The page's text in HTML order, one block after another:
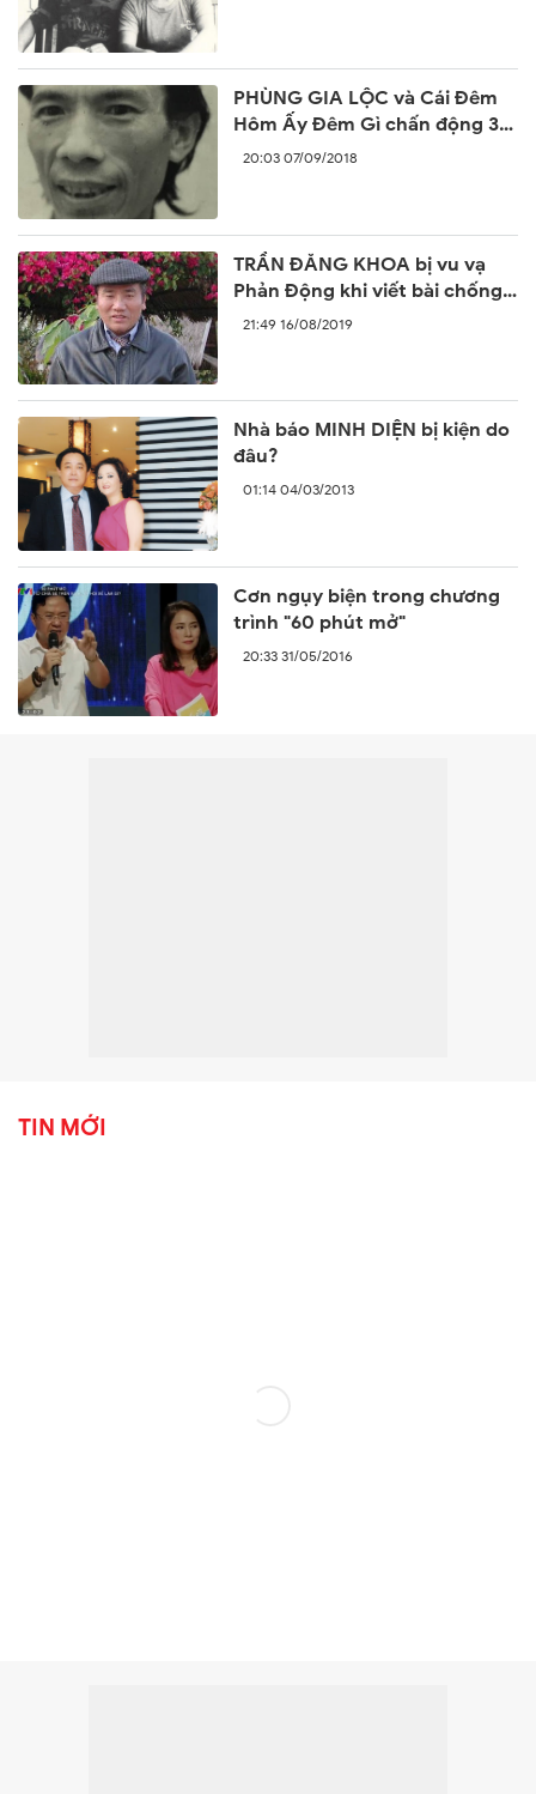
PHÙNG GIA LỘC và Cái Đêm
Hôm Ấy Đêm Gì chấn động 30
năm trước
20:03 07/09/2018
TRẦN ĐĂNG KHOA bị vu vạ
Phản Động khi viết bài chống
lại sự ngang ngược của Trung
21:49 16/08/2019
Nhà báo MINH DIỆN bị kiện do
đâu?
01:14 04/03/2013
Cơn ngụy biện trong chương
trình "60 phút mở"
20:33 31/05/2016
TIN MỚI